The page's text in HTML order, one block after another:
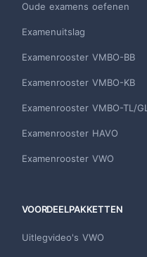
Oude examens oefenen
Examenuitslag
Examenrooster VMBO-BB
Examenrooster VMBO-KB
Examenrooster VMBO-TL/GL
Examenrooster HAVO
Examenrooster VWO
VOORDEELPAKKETTEN
Uitlegvideo's VWO